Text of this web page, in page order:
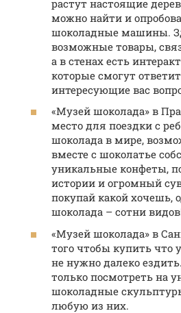
растут настоящие
можно найти и
шоколадные машины.
возможные товары,
а в стенах есть
которые смогут
интересующие вас
«Музей шоколада» в
место для поездки с
шоколада в мире,
вместе с шоколатье
уникальные конфеты,
истории и огромный
покупай какой хочешь,
шоколада – сотни
«Музей шоколада» в
того чтобы купить что
не нужно далеко
только посмотреть на
шоколадные
любую из них.